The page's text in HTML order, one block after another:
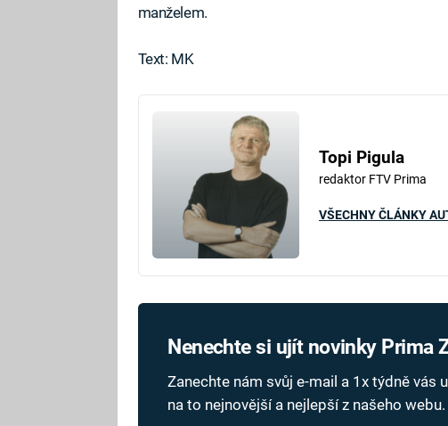
manželem.
Text: MK
Topi Pigula
redaktor FTV Prima
VŠECHNY ČLÁNKY
Nenechte si ujít novinky Prima
Zanechte nám svůj e-mail a 1x týdně vás
na to nejnovější a nejlepší z našeho webu.